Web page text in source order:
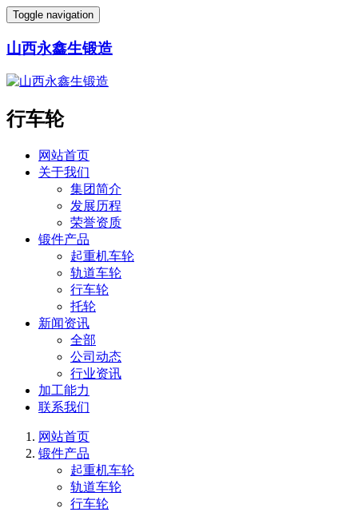
Toggle navigation
山西永鑫生锻造
行车轮
网站首页
关于我们
集团简介
发展历程
荣誉资质
锻件产品
起重机车轮
轨道车轮
行车轮
托轮
新闻资讯
全部
公司动态
行业资讯
加工能力
联系我们
网站首页
锻件产品
起重机车轮
轨道车轮
行车轮